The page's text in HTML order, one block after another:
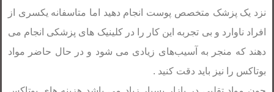
نزد یک پزشک متخصص پوست انجام دهید اما متاسفانه یکسری از
افراد ناوارد و بی تجربه این کار را در کلینیک های پزشکی انجام می
دهند که منجر به آسیب‌های زیادی می شود و در حال حاضر مواد
بوتاکس را نیز باید دقت کنید .